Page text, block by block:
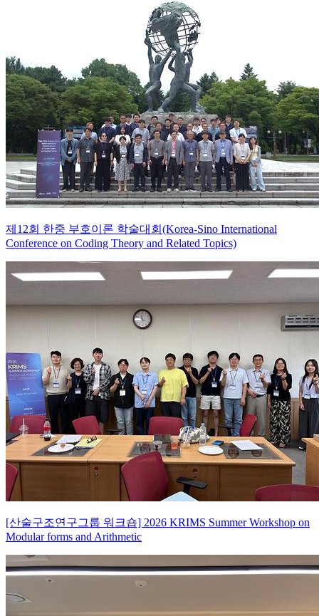
제12회 한중 부호이론 학술대회(Korea-Sino International
Conference on Coding Theory and Related Topics)
[산술구조연구그룹 워크숍] 2026 KRIMS Summer Workshop on
Modular forms and Arithmetic